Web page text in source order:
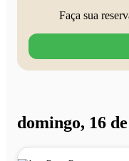
Faça sua
domingo, 16